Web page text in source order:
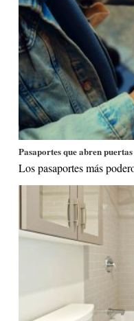
Pasaportes que abren puertas
Los pasaportes más